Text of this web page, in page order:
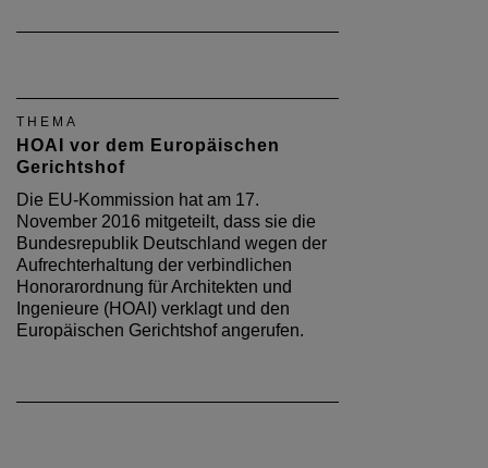
THEMA
HOAI vor dem Europäischen
Gerichtshof
Die EU-Kommission hat am 17.
November 2016 mitgeteilt, dass sie die
Bundesrepublik Deutschland wegen der
Aufrechterhaltung der verbindlichen
Honorarordnung für Architekten und
Ingenieure (HOAI) verklagt und den
Europäischen Gerichtshof angerufen.